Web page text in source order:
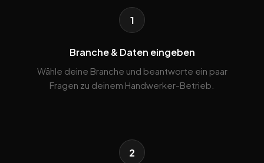
1
Branche & Daten eingeben
Wähle deine Branche und beantworte ein paar
Fragen zu deinem Handwerker-Betrieb.
2